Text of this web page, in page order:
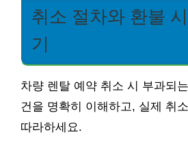
취소 절차와 환불
기
차량 렌탈 예약 취소 시 부과되
건을 명확히 이해하고, 실제 취
따라하세요.